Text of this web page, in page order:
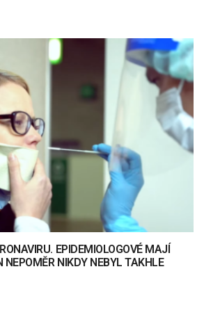
EPIDEMIOLOGOVÉ MAJÍ
NEPOMĚR NIKDY NEBYL TAKHLE